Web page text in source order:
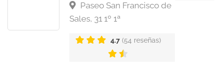
Buscar
Paseo San Francisco de
Sales, 31 1º 1ª
4.7 (54 reseñas)